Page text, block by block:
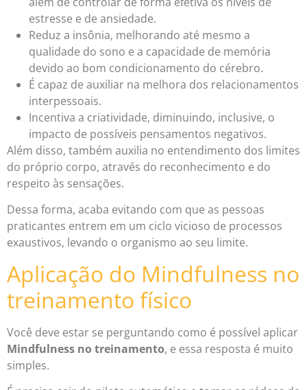
estresse e de ansiedade.
Reduz a insônia, melhorando até mesmo a
qualidade do sono e a capacidade de memória
devido ao bom condicionamento do cérebro.
É capaz de auxiliar na melhora dos relacionamentos
interpessoais.
Incentiva a criatividade, diminuindo, inclusive, o
impacto de possíveis pensamentos negativos.
Além disso, também auxilia no entendimento dos limites
do próprio corpo, através do reconhecimento e do
respeito às sensações.
Dessa forma, acaba evitando com que as pessoas
praticantes entrem em um ciclo vicioso de processos
exaustivos, levando o organismo ao seu limite.
Aplicação do Mindfulness no
treinamento físico
Você deve estar se perguntando como é possível aplicar
Mindfulness no treinamento, e essa resposta é muito
simples.